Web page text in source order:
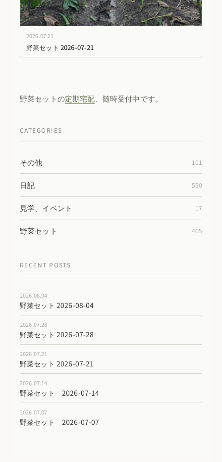
2026.07.21
野菜セット 2026-07-21
野菜セットの定期宅配 、随時受付中です。
CATEGORIES
その他 101
日記 550
見学、イベント 17
野菜セット 465
RECENT POSTS
2026.08.04
野菜セット 2026-08-04
2026.07.28
野菜セット 2026-07-28
2026.07.21
野菜セット 2026-07-21
2026.07.14
野菜セット 2026-07-14
2026.07.07
野菜セット 2026-07-07